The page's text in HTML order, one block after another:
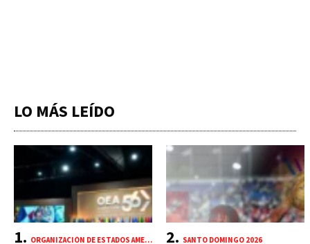
LO MÁS LEÍDO
ORGANIZACIÓN DE ESTADOS AMERICANOS (OEA) SANTO DOMINGO 2026